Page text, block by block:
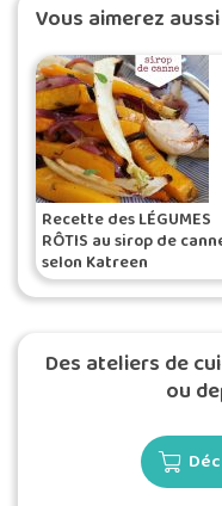
Vous aimerez
Recette des LÉGUMES
RÔTIS au sirop de
selon Katreen
Des ateliers de
ou